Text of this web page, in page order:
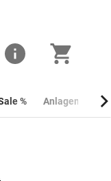
% Anlagemünzen